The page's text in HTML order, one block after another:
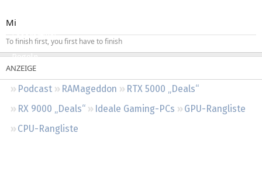
Leserartikel
Regeln
Podcast RAMageddon
RTX 5000 „Deals“
RX 9000 „Deals“
Ideale Gaming-PCs
GPU-Rangliste
CPU-Rangliste
Mi
To finish first, you first have to finish